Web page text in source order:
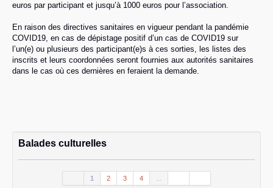
euros par participant et jusqu’à 1000 euros pour l’association.
En raison des directives sanitaires en vigueur pendant la pandémie
COVID19, en cas de dépistage positif d’un cas de COVID19 sur
l’un(e) ou plusieurs des participant(e)s à ces sorties, les listes des
inscrits et leurs coordonnées seront fournies aux autorités sanitaires
dans le cas où ces dernières en feraient la demande.
Balades culturelles
1 2 3 4